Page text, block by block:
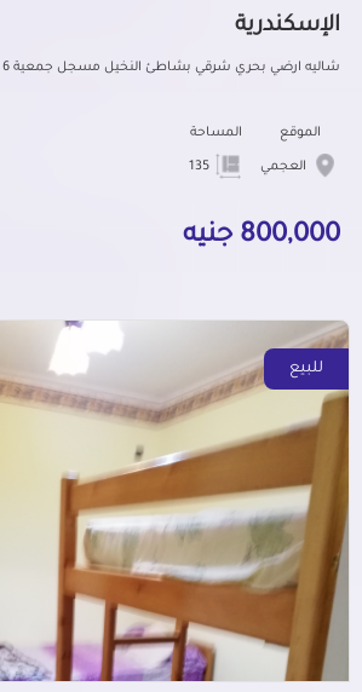
الإسكندرية
شاليه ارضي بحري شرقي بشاطئ النخيل مسجل جمعية 6 اكتوبر القوات المسلحة
الموقع
العجمي
المساحة
800,000 جنيه
للبيع